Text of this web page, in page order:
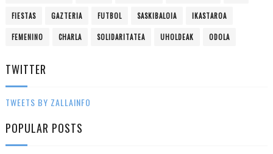
FIESTAS GAZTERIA FUTBOL SASKIBALOIA IKASTAROA
FEMENINO CHARLA SOLIDARITATEA UHOLDEAK ODOLA
TWITTER
TWEETS BY ZALLAINFO
POPULAR POSTS